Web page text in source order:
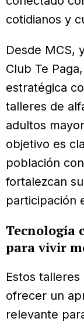
cotidianos y
Desde MCS,
Club Te
estratégica
talleres de
adultos
objetivo es
población
fortalezcan
participación
Tecnología
para vivir
Estos
ofrecer un
relevante